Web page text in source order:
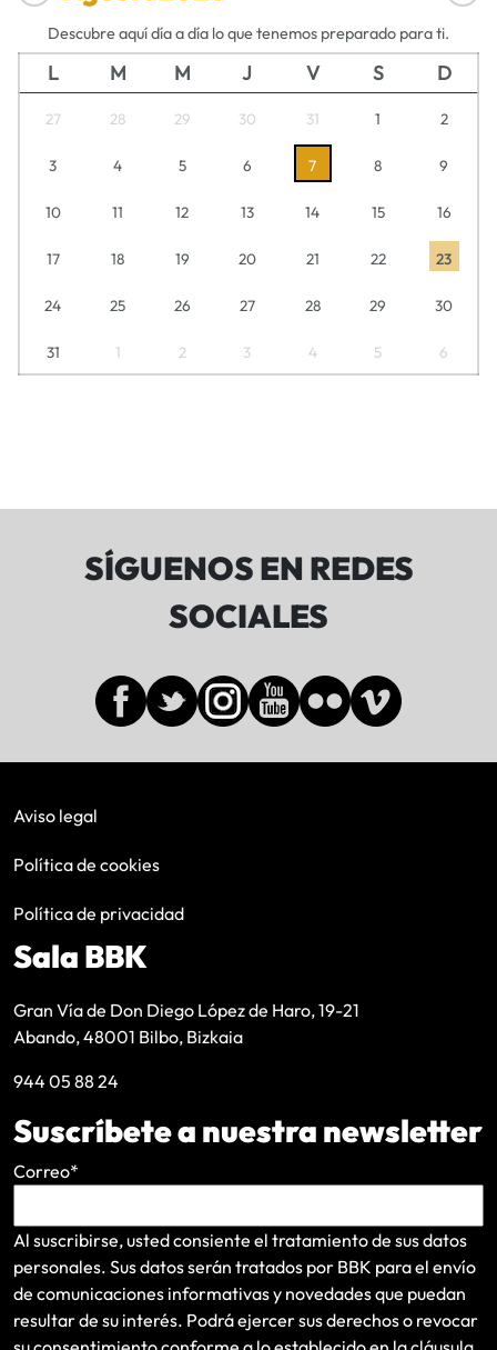
Descubre aquí día a día lo que tenemos preparado para ti.
L M M J V S D
27 28 29 30 31 1 2
3 4 5 6 7 8 9
10 11 12 13 14 15 16
17 18 19 20 21 22 23
24 25 26 27 28 29 30
31 1 2 3 4 5 6
SÍGUENOS EN REDES
SOCIALES
Aviso legal
Política de cookies
Política de privacidad
Sala BBK
Gran Vía de Don Diego López de Haro, 19-21
Abando, 48001 Bilbo, Bizkaia
944 05 88 24
Suscríbete a nuestra newsletter
Correo*
Al suscribirse, usted consiente el tratamiento de sus datos
personales. Sus datos serán tratados por BBK para el envío
de comunicaciones informativas y novedades que puedan
resultar de su interés. Podrá ejercer sus derechos o revocar